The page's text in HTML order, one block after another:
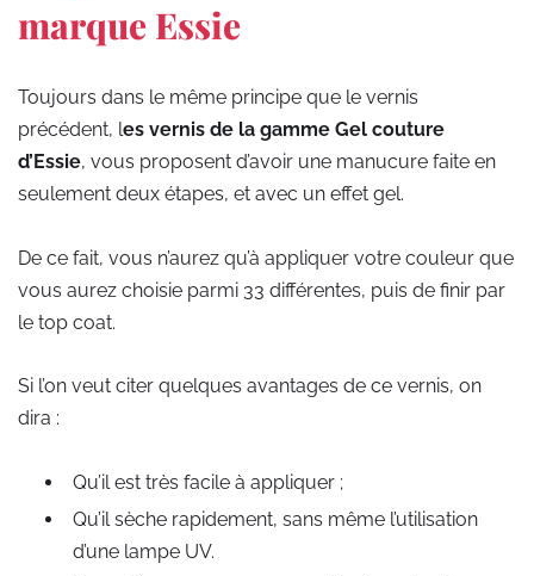
marque Essie
Toujours dans le même principe que le vernis
précédent, les vernis de la gamme Gel couture
d’Essie, vous proposent d’avoir une manucure faite en
seulement deux étapes, et avec un effet gel.
De ce fait, vous n’aurez qu’à appliquer votre couleur que
vous aurez choisie parmi 33 différentes, puis de finir par
le top coat.
Si l’on veut citer quelques avantages de ce vernis, on
dira :
Qu’il est très facile à appliquer ;
Qu’il sèche rapidement, sans même l’utilisation
d’une lampe UV.